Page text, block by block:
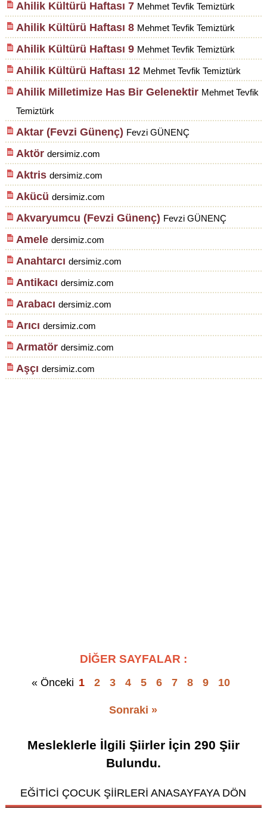
Ahilik Kültürü Haftası 7 Mehmet Tevfik Temiztürk
Ahilik Kültürü Haftası 8 Mehmet Tevfik Temiztürk
Ahilik Kültürü Haftası 9 Mehmet Tevfik Temiztürk
Ahilik Kültürü Haftası 12 Mehmet Tevfik Temiztürk
Ahilik Milletimize Has Bir Gelenektir Mehmet Tevfik
Temiztürk
Aktar (Fevzi Günenç) Fevzi GÜNENÇ
Aktör dersimiz.com
Aktris dersimiz.com
Akücü dersimiz.com
Akvaryumcu (Fevzi Günenç) Fevzi GÜNENÇ
Amele dersimiz.com
Anahtarcı dersimiz.com
Antikacı dersimiz.com
Arabacı dersimiz.com
Arıcı dersimiz.com
Armatör dersimiz.com
Aşçı dersimiz.com
DİĞER SAYFALAR :
« Önceki 1 2 3 4 5 6 7 8 9 10
Sonraki »
Mesleklerle İlgili Şiirlerİçin 290 Şiir
Bulundu.
EĞİTİCİ ÇOCUK ŞİİRLERİ ANASAYFAYA DÖN